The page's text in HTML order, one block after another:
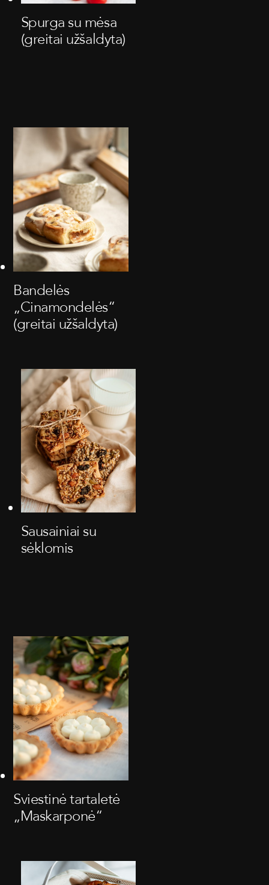
Spurga su mėsa
(greitai užšaldyta)
Bandelės
„Cinamondelės“
(greitai užšaldyta)
Sausainiai su
sėklomis
Sviestinė tartaletė
„Maskarponė“